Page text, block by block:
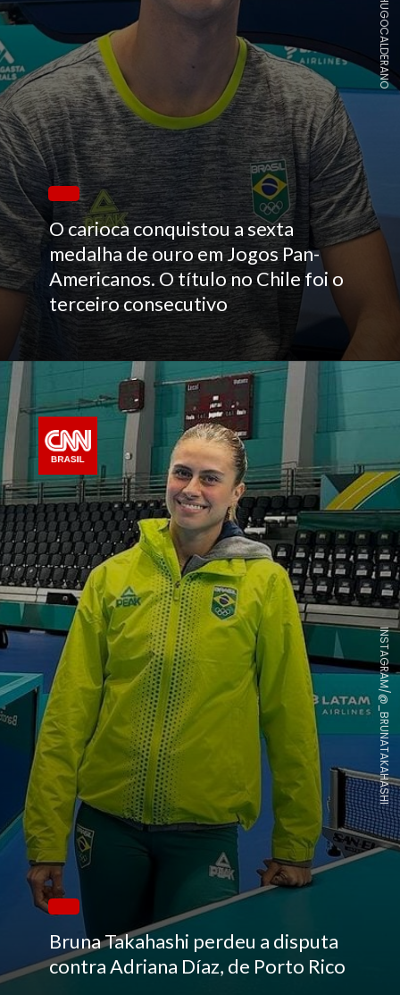
O carioca conquistou a sexta
medalha de ouro em Jogos Pan-
Americanos. O título no Chile foi o
terceiro consecutivo
Bruna Takahashi perdeu a disputa
contra Adriana Díaz, de Porto Rico
INSTAGRAM/@_BRUNATAKAHASHI